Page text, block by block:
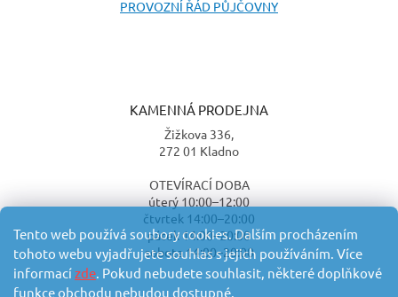
Tento web používá soubory cookies. Dalším procházením
tohoto webu vyjadřujete souhlas s jejich používáním. Více
informacízde. Pokud nebudete souhlasit, některé doplňkové
funkce obchodu nebudou dostupné.
PROVOZNÍ ŘÁD PŮJČOVNY
KAMENNÁ PRODEJNA
Žižkova 336,
272 01 Kladno
OTEVÍRACÍ DOBA
úterý 10:00–12:00
čtvrtek 14:00–20:00
pátek 14:00–20:00
sobota 14:00–20:00